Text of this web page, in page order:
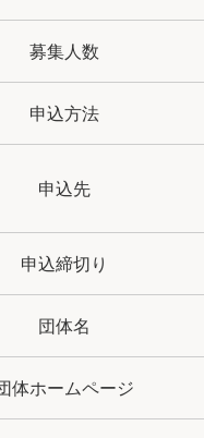
募集人数
申込方法
申込先
申込締切り
団体名
体ホームページ